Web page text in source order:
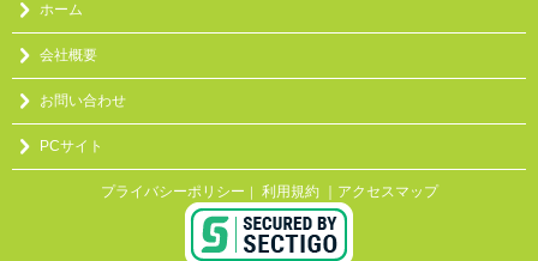
ホーム
会社概要
お問い合わせ
PCサイト
プライバシーポリシー 利用規約 ｜アクセスマップ